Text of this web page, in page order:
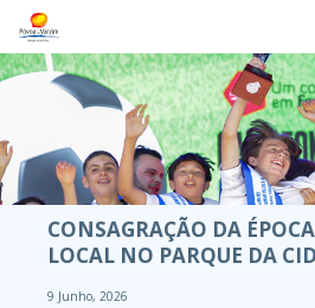
CONSAGRAÇÃO DA
LOCAL NO PARQUE DA
9 Junho, 2026